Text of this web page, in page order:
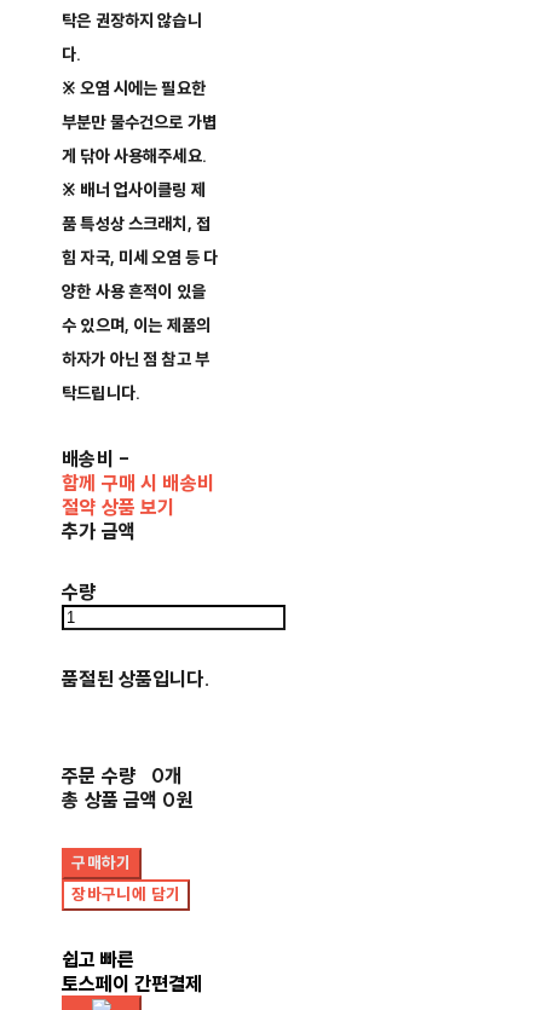
탁은 권장하지 않습니
다.
※ 오염 시에는 필요한
부분만 물수건으로 가볍
게 닦아 사용해주세요.
※ 배너 업사이클링 제
품 특성상 스크래치, 접
힘 자국, 미세 오염 등 다
양한 사용 흔적이 있을
수 있으며, 이는 제품의
하자가 아닌 점 참고 부
탁드립니다.
배송비 -
함께 구매 시 배송비
절약 상품 보기
추가 금액
수량
품절된 상품입니다.
주문 수량
0개
총 상품 금액 0원
구매하기
장바구니에 담기
쉽고 빠른
토스페이 간편결제